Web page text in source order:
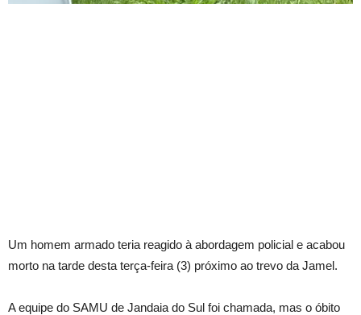
Um homem armado teria reagido à abordagem policial e acabou
morto na tarde desta terça-feira (3) próximo ao trevo da Jamel.
A equipe do SAMU de Jandaia do Sul foi chamada, mas o óbito